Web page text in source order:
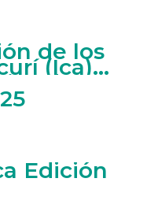
de los
(Ica)
de
Edición